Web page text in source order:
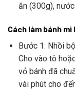
ăn (300g),
Cách làm bánh
Bước 1: Nhồi
Cho vào tô
vỏ bánh đã
vài phút cho